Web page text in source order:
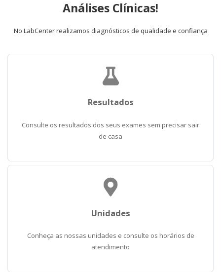
Análises Clínicas!
No LabCenter realizamos diagnósticos de qualidade e confiança
Resultados
Consulte os resultados dos seus exames sem precisar sair
de casa
Unidades
Conheça as nossas unidades e consulte os horários de
atendimento